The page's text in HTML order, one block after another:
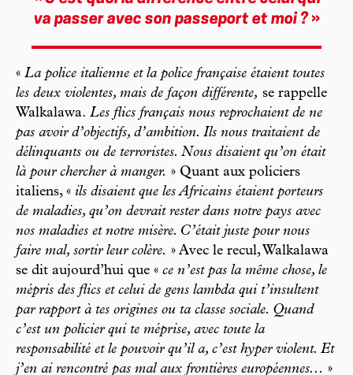
va passer avec son passeport et moi ?»
« La police italienne et la police française étaient toutes
les deux violentes, mais de façon différente, se rappelle
Walkalawa. Les flics français nous reprochaient de ne
pas avoir d’objectifs, d’ambition. Ils nous traitaient de
délinquants ou de terroristes. Nous disaient qu’on était
là pour chercher à manger. » Quant aux policiers
italiens, « ils disaient que les Africains étaient porteurs
de maladies, qu’on devrait rester dans notre pays avec
nos maladies et notre misère. C’était juste pour nous
faire mal, sortir leur colère. » Avec le recul, Walkalawa
se dit aujourd’hui que « ce n’est pas la même chose, le
mépris des flics et celui de gens lambda qui t’insultent
par rapport à tes origines ou ta classe sociale. Quand
c’est un policier qui te méprise, avec toute la
responsabilité et le pouvoir qu’il a, c’est hyper violent. Et
j’en ai rencontré pas mal aux frontières européennes... »